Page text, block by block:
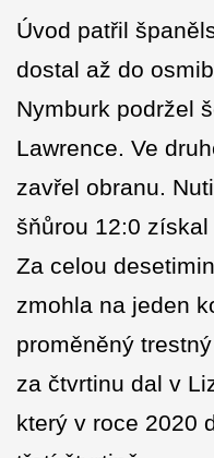
Úvod patřil
dostal až do
Nymburk podržel
Lawrence. Ve
zavřel obranu.
šňůrou 12:0
Za celou
zmohla na jeden
proměněný
za čtvrtinu dal v
který v roce 2020